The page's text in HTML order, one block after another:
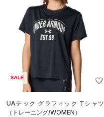
SALE
UAテック グラフィック Tシャツ
（トレーニング/WOMEN）